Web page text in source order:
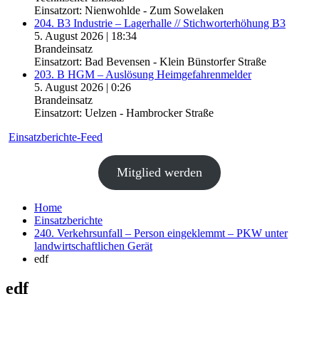
Einsatzort: Nienwohlde - Zum Sowelaken
204. B3 Industrie – Lagerhalle // Stichworterhöhung B3
5. August 2026 | 18:34
Brandeinsatz
Einsatzort: Bad Bevensen - Klein Bünstorfer Straße
203. B HGM – Auslösung Heimgefahrenmelder
5. August 2026 | 0:26
Brandeinsatz
Einsatzort: Uelzen - Hambrocker Straße
Einsatzberichte-Feed
Mitglied werden
Home
Einsatzberichte
240. Verkehrsunfall – Person eingeklemmt – PKW unter
landwirtschaftlichen Gerät
edf
edf